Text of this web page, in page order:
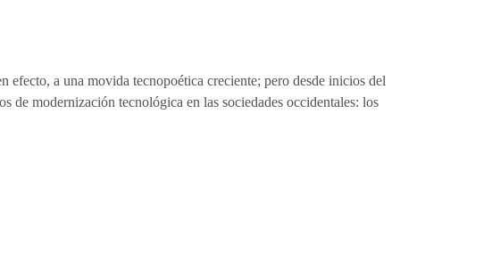
efecto, a una movida tecnopoética creciente; pero desde inicios del
de modernización tecnológica en las sociedades occidentales: los